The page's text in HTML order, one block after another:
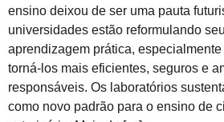
ensino deixou de ser uma pauta
universidades estão reformulando
aprendizagem prática,
torná-los mais eficientes, seguros e
responsáveis. Os laboratórios
como novo padrão para o ensino de